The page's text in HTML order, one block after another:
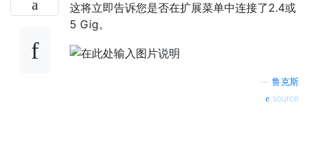
这将立即告诉您是否在扩展菜单中连接了2.4或
5 Gig。
鲁克斯
source